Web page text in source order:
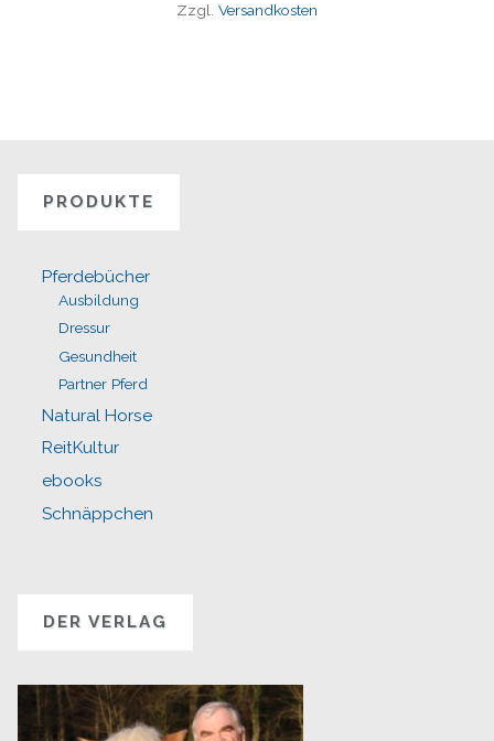
Zzgl. Versandkosten
PRODUKTE
Pferdebücher
Ausbildung
Dressur
Gesundheit
Partner Pferd
Natural Horse
ReitKultur
ebooks
Schnäppchen
DER VERLAG